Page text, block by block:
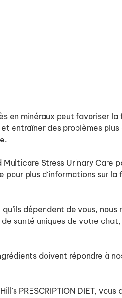
en minéraux peut favoriser
des problèmes
Stress Urinary
plus d'informations sur la
dépendent de vous,
uniques de votre chat,
doivent répondre à
PRESCRIPTION DIET,